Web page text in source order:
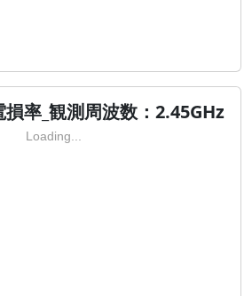
率_観測周波数：2.45GHz
Loading...